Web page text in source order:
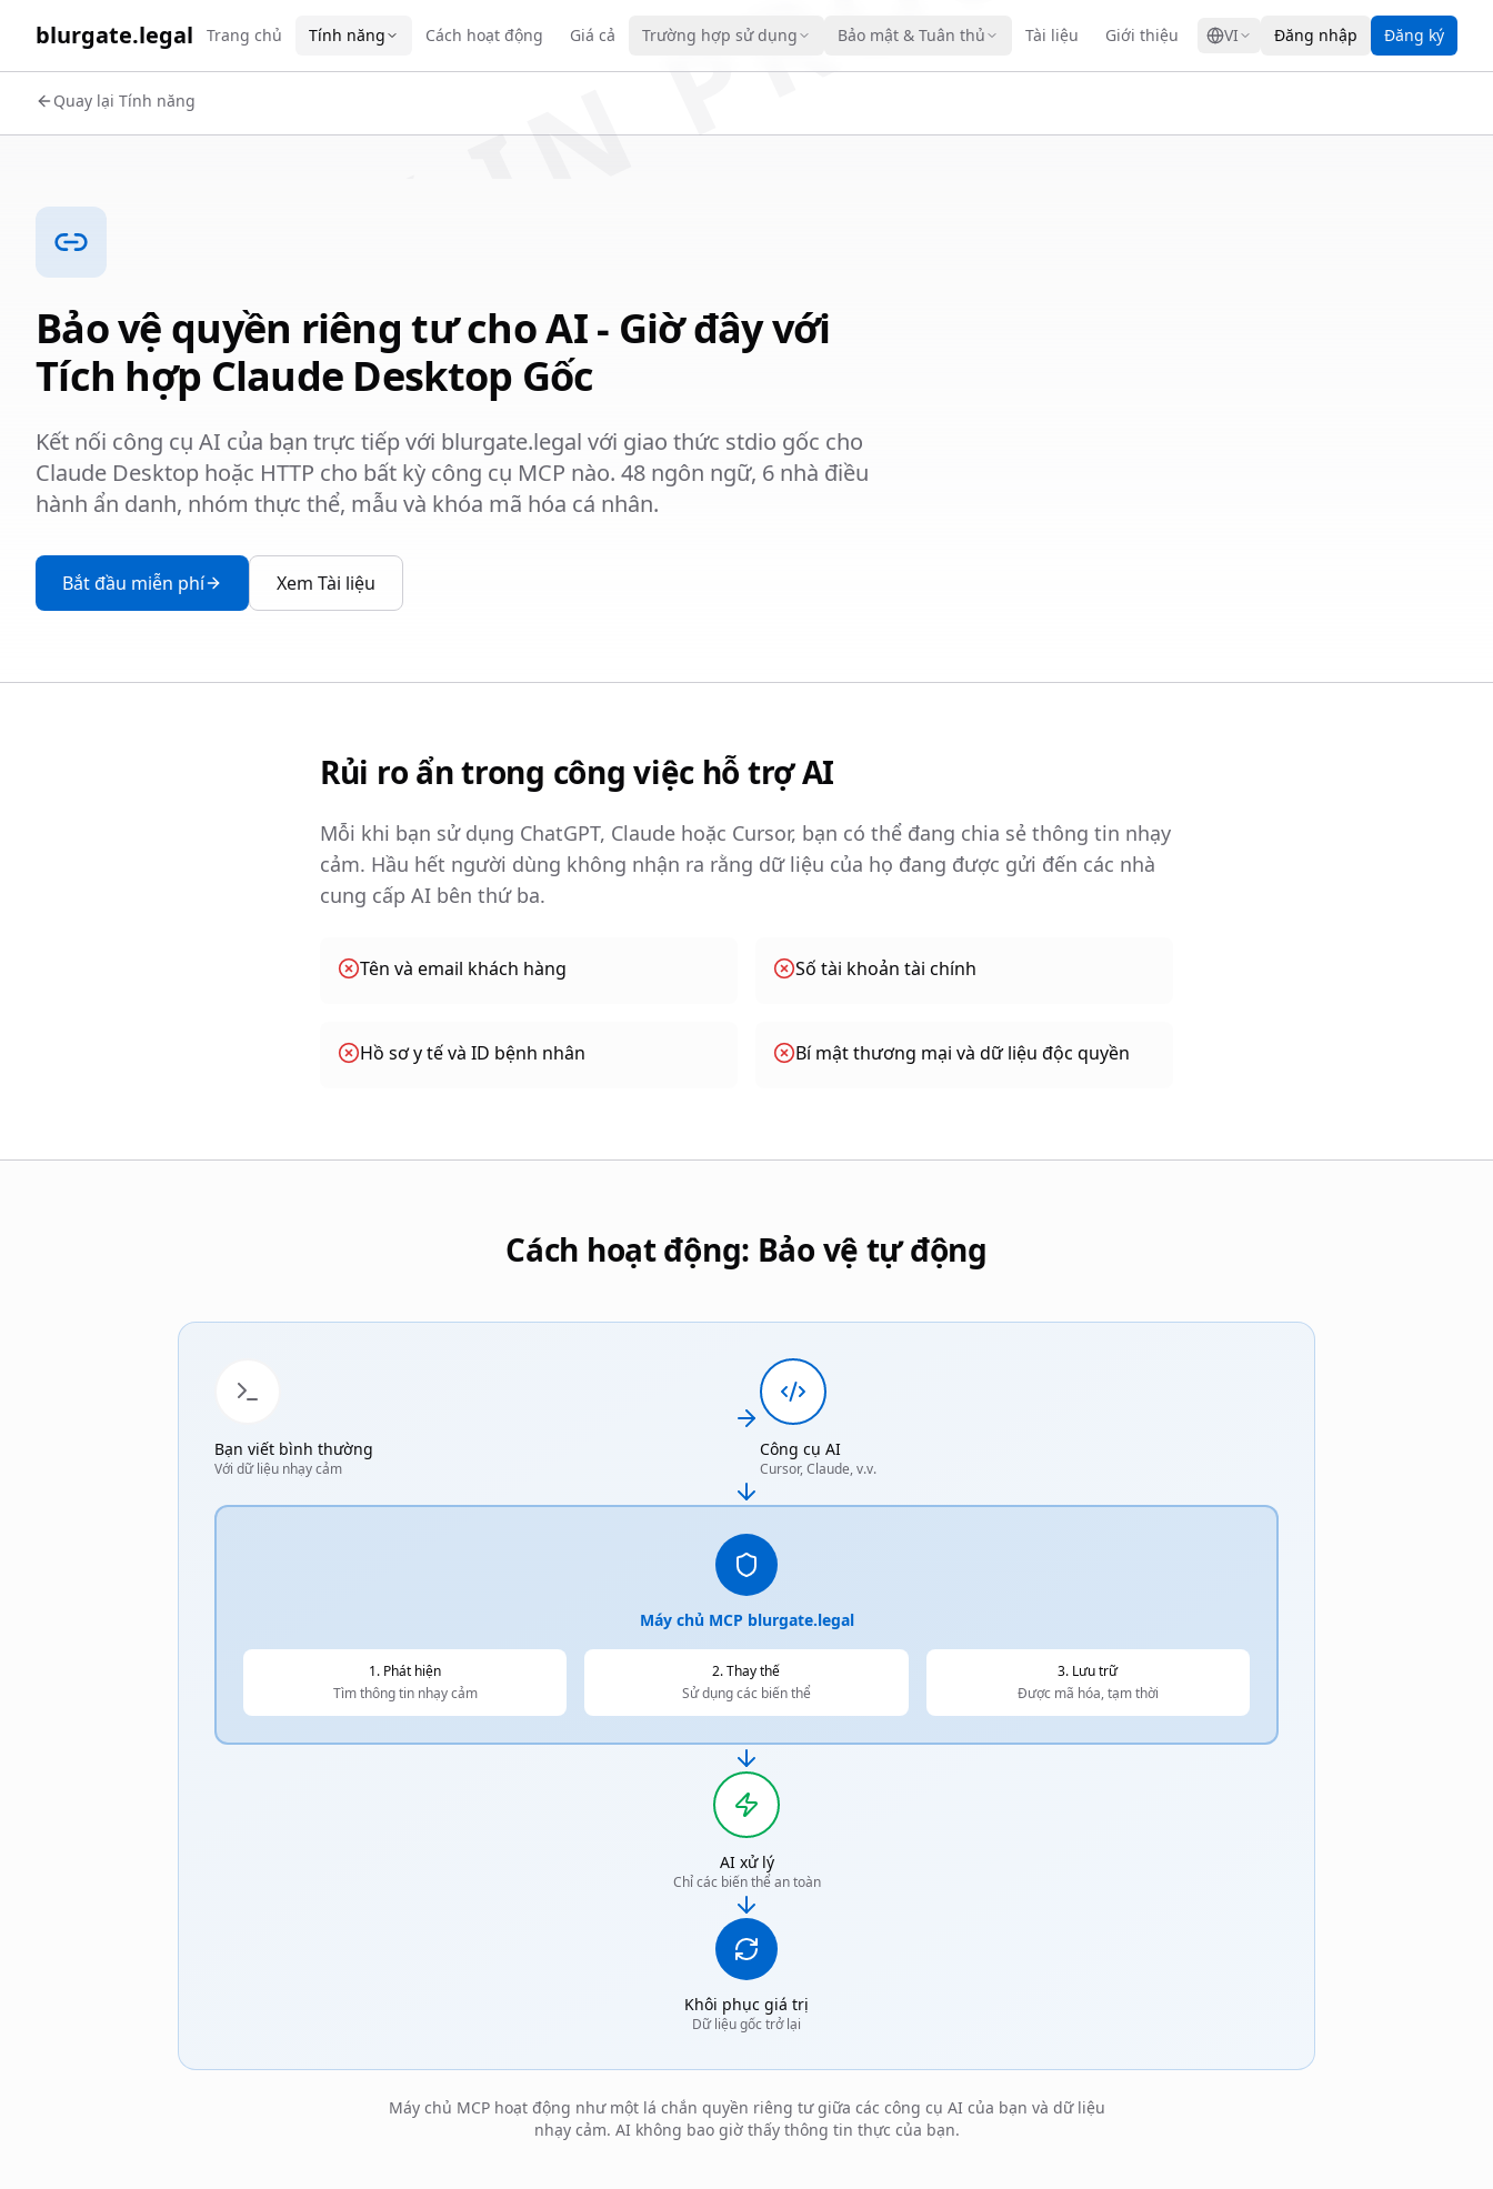
blurgate.legal Trang chủ Tính năng Cách hoạt động Giá cả Trường hợp sử dụng Bảo mật & Tuân thủ Tài liệu Giới thiệu VI Đăng nhập Đăng ký
Quay lại Tính năng
Bảo vệ quyền riêng tư cho AI - Giờ đây với
Tích hợp Claude Desktop Gốc
Kết nối công cụ AI của bạn trực tiếp với blurgate.legal với giao thức stdio gốc cho
Claude Desktop hoặc HTTP cho bất kỳ công cụ MCP nào. 48 ngôn ngữ, 6 nhà điều
hành ẩn danh, nhóm thực thể, mẫu và khóa mã hóa cá nhân.
Bắt đầu miễn phí Xem Tài liệu
Rủi ro ẩn trong công việc hỗ trợ AI
Mỗi khi bạn sử dụng ChatGPT, Claude hoặc Cursor, bạn có thể đang chia sẻ thông tin nhạy
cảm. Hầu hết người dùng không nhận ra rằng dữ liệu của họ đang được gửi đến các nhà
cung cấp AI bên thứ ba.
Tên và email khách hàng Số tài khoản tài chính
Hồ sơ y tế và ID bệnh nhân Bí mật thương mại và dữ liệu độc quyền
Cách hoạt động: Bảo vệ tự động
Bạn viết bình thường
Với dữ liệu nhạy cảm
Công cụ AI
Cursor, Claude, v.v.
Máy chủ MCP blurgate.legal
1. Phát hiện
Tìm thông tin nhạy cảm
2. Thay thế
Sử dụng các biến thể
3. Lưu trữ
Được mã hóa, tạm thời
AI xử lý
Chỉ các biến thể an toàn
Khôi phục giá trị
Dữ liệu gốc trở lại
Máy chủ MCP hoạt động như một lá chắn quyền riêng tư giữa các công cụ AI của bạn và dữ liệu
nhạy cảm. AI không bao giờ thấy thông tin thực của bạn.